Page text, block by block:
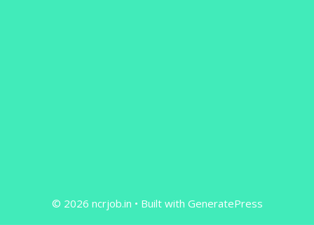
© 2026 ncrjob.in • Built with GeneratePress